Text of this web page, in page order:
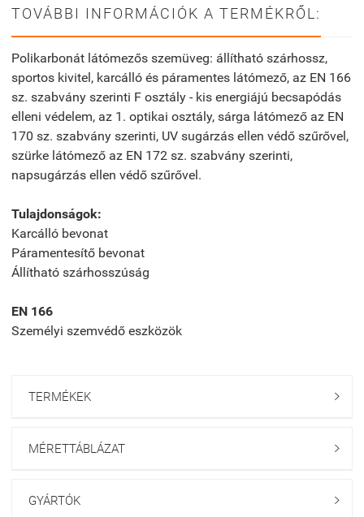
TOVÁBBI INFORMÁCIÓK A TERMÉKRŐL:
Polikarbonát látómezős szemüveg: állítható szárhossz,
sportos kivitel, karcálló és páramentes látómező, az EN 166
sz. szabvány szerinti F osztály - kis energiájú becsapódás
elleni védelem, az 1. optikai osztály, sárga látómező az EN
170 sz. szabvány szerinti, UV sugárzás ellen védő szűrővel,
szürke látómező az EN 172 sz. szabvány szerinti,
napsugárzás ellen védő szűrővel.
Tulajdonságok:
Karcálló bevonat
Páramentesítő bevonat
Állítható szárhosszúság
EN 166
Személyi szemvédő eszközök
TERMÉKEK 
MÉRETTÁBLÁZAT 
GYÁRTÓK 